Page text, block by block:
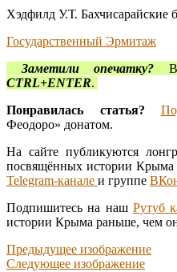
Хэдфилд У.Т. Бахчисарайские
Государственный Эрмитаж
Заметили опечатку?
CTRL+ENTER.
Понравилась статья?
Феодоро» донатом.
На сайте публикуются
посвящённых истории
Telegram-канале и группе
Подпишитесь на наш Рутуб
истории Крыма раньше, чем
Предыдущее изображение
Следующее изображение